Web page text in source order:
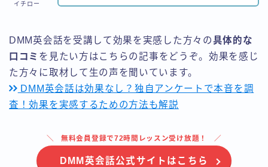
イチロー
DMM英会話を受講して効果を実感した方々の具体的な
口コミ を見たい方はこちらの記事をどうぞ。効果を感じ
た方々に取材して生の声を聞いています。
DMM英会話は効果なし？独自アンケートで本音を調
査！効果を実感するための方法も解説
無料会員登録で72時間レッスン受け放題！
DMM英会話公式サイトはこちら